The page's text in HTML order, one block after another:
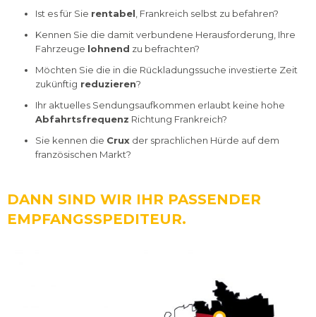
L
o
g
i
v
i
a
t
o
Ist es für Sie rentabel, Frankreich selbst zu befahren?
Kennen Sie die damit verbundene Herausforderung, Ihre
Fahrzeuge lohnend zu befrachten?
Möchten Sie die in die Rückladungssuche investierte Zeit
zukünftig reduzieren?
Ihr aktuelles Sendungsaufkommen erlaubt keine hohe
Abfahrtsfrequenz Richtung Frankreich?
Sie kennen die Crux der sprachlichen Hürde auf dem
französischen Markt?
DANN SIND WIR IHR PASSENDER
EMPFANGSSPEDITEUR.